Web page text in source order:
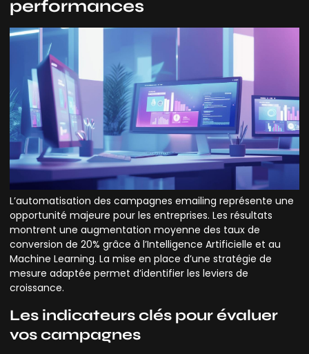
performances
L’automatisation des campagnes emailing représente une
opportunité majeure pour les entreprises. Les résultats
montrent une augmentation moyenne des taux de
conversion de 20% grâce à l’Intelligence Artificielle et au
Machine Learning. La mise en place d’une stratégie de
mesure adaptée permet d’identifier les leviers de
croissance.
Les indicateurs clés pour évaluer
vos campagnes